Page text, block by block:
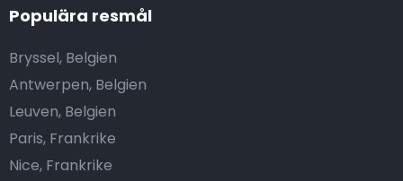
Populära resmål
Bryssel, Belgien
Antwerpen, Belgien
Leuven, Belgien
Paris, Frankrike
Nice, Frankrike